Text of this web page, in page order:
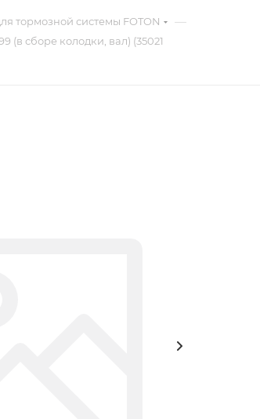
тормозной системы FOTON —
(в сборе колодки, вал) (35021